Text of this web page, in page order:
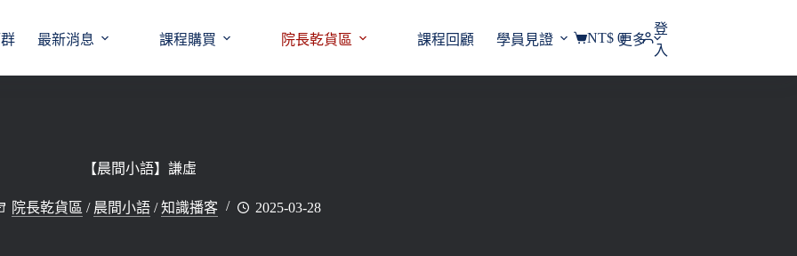
最新消息 課程購買 院長乾貨區 課程回顧 學員見證 更多
購
NT$0
登
入
【晨間小語】謙虛
院長乾貨區 / 晨間小語/知識播客 2025-03-28